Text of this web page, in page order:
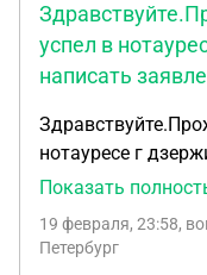
успел в
написать
нотауресе г
на наследство
сейчас
Показать
19 февраля, 23:58,
Петербург